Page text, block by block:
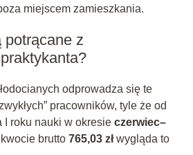
miejscem zamieszkania.
potrącane z
odprowadza się te
pracowników, tyle że od
I roku nauki w okresie czerwiec–
brutto 765,03 złwygląda to